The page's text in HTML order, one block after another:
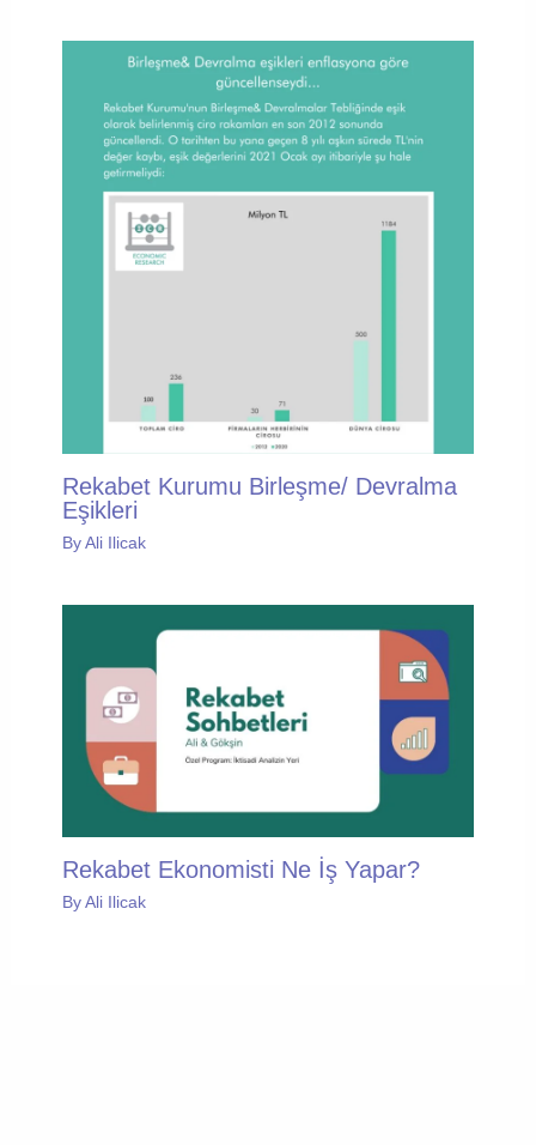
Rekabet Kurumu Birleşme/ Devralma
Eşikleri
ByAli Ilicak
Rekabet Ekonomisti Ne İş Yapar?
ByAli Ilicak